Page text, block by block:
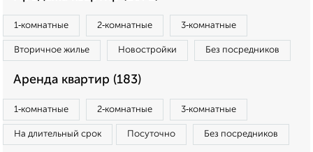
1‑комнатные 2‑комнатные 3‑комнатные
Вторичное жилье Новостройки Без посредников
Аренда квартир (183)
1‑комнатные 2‑комнатные 3‑комнатные
На длительный срок Посуточно Без посредников